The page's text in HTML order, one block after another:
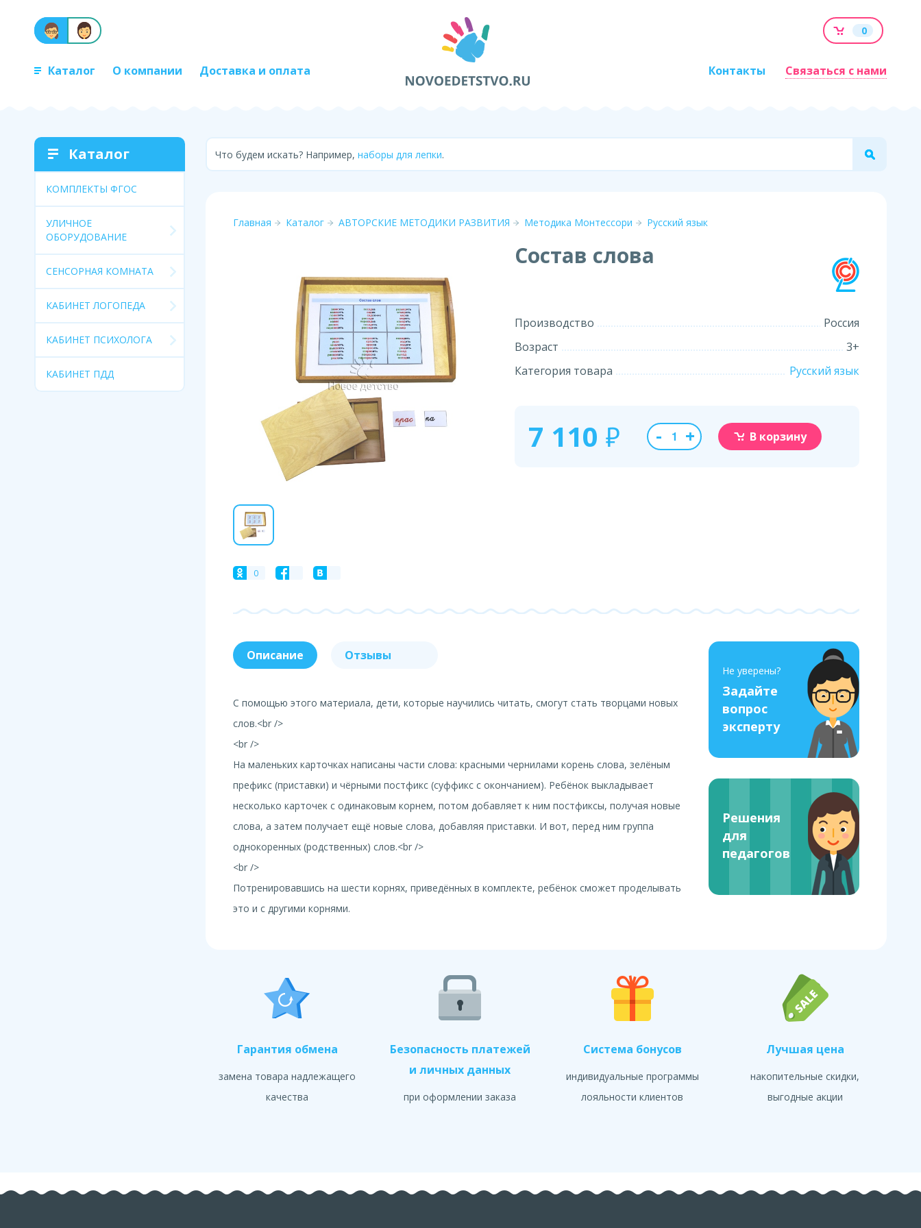
Каталог О компании Доставка и оплата
0
Контакты Связаться с нами
Каталог
КОМПЛЕКТЫ ФГОС
УЛИЧНОЕ
ОБОРУДОВАНИЕ
СЕНСОРНАЯ КОМНАТА
КАБИНЕТ ЛОГОПЕДА
КАБИНЕТ ПСИХОЛОГА
КАБИНЕТ ПДД
Что будем искать? Например, наборы для лепки.
Главная Каталог АВТОРСКИЕ МЕТОДИКИ РАЗВИТИЯ Методика Монтессори Русский язык
0
Состав слова
Производство
Россия
Возраст
3+
Категория товара
Русский язык
7 110 ₽ - + В корзину
Не уверены?
Задайте
вопрос
эксперту
Решения
для
педагогов
Описание Отзывы
С помощью этого материала, дети, которые научились читать, смогут стать творцами новых
слов.<br />
<br />
На маленьких карточках написаны части слова: красными чернилами корень слова, зелёным
префикс (приставки) и чёрными постфикс (суффикс с окончанием). Ребёнок выкладывает
несколько карточек с одинаковым корнем, потом добавляет к ним постфиксы, получая новые
слова, а затем получает ещё новые слова, добавляя приставки. И вот, перед ним группа
однокоренных (родственных) слов.<br />
<br />
Потренировавшись на шести корнях, приведённых в комплекте, ребёнок сможет проделывать
это и с другими корнями.
Гарантия обмена
замена товара надлежащего
качества
Безопасность платежей
и личных данных
при оформлении заказа
Система бонусов
индивидуальные программы
лояльности клиентов
Лучшая цена
накопительные скидки,
выгодные акции